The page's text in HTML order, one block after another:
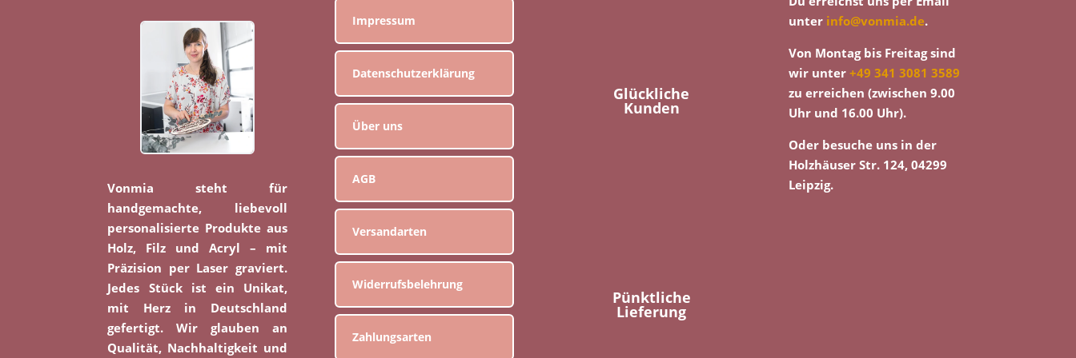
Vonmia steht für
handgemachte, liebevoll
personalisierte Produkte aus
Holz, Filz und Acryl – mit
Präzision per Laser graviert.
Jedes Stück ist ein Unikat,
mit Herz in Deutschland
gefertigt. Wir glauben an
Qualität, Nachhaltigkeit und
Impressum
Datenschutzerklärung
Über uns
AGB
Versandarten
Widerrufsbelehrung
Zahlungsarten
Glückliche
Kunden
Pünktliche
Lieferung
unter info@vonmia.de.
Von Montag bis Freitag sind
wir unter+49 341 3081 3589
zu erreichen (zwischen 9.00
Uhr und 16.00 Uhr).
Oder besuche uns in der
Holzhäuser Str. 124, 04299
Leipzig.